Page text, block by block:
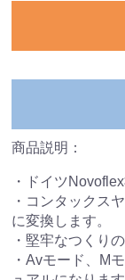
商品説明：
・ドイツ
・コンタックス
に変換します。
・堅牢なつくり
・Avモード、M